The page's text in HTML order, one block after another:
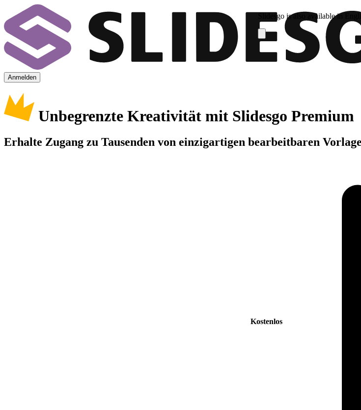
Slidesgo is also available in
Anmelden
Unbegrenzte Kreativität mit Slidesgo Premium
Erhalte Zugang zu Tausenden von einzigartigen bearbeitbaren
Kostenlos